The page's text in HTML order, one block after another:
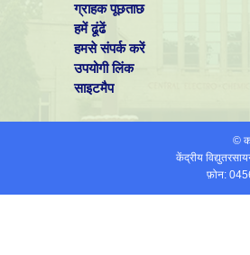
ग्राहक पूछताछ
हमें ढूंढें
हमसे संपर्क करें
उपयोगी लिंक
साइटमैप
©
केंद्रीय
फ़ोन: